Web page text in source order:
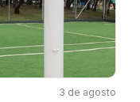
3 de agosto